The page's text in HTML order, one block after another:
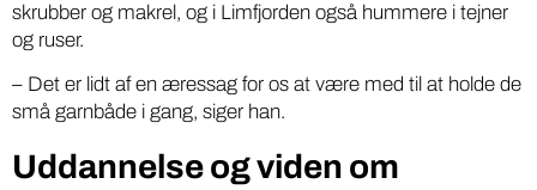
skrubber og makrel, og i Limfjorden også hummere i tejner
og ruser.
– Det er lidt af en æressag for os at være med til at holde de
små garnbåde i gang, siger han.
Uddannelse og viden om